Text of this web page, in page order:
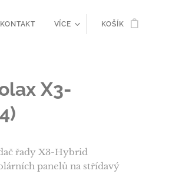
KONTAKT VÍCE KOŠÍK
X3-
řady X3-Hybrid
panelů na střídavý